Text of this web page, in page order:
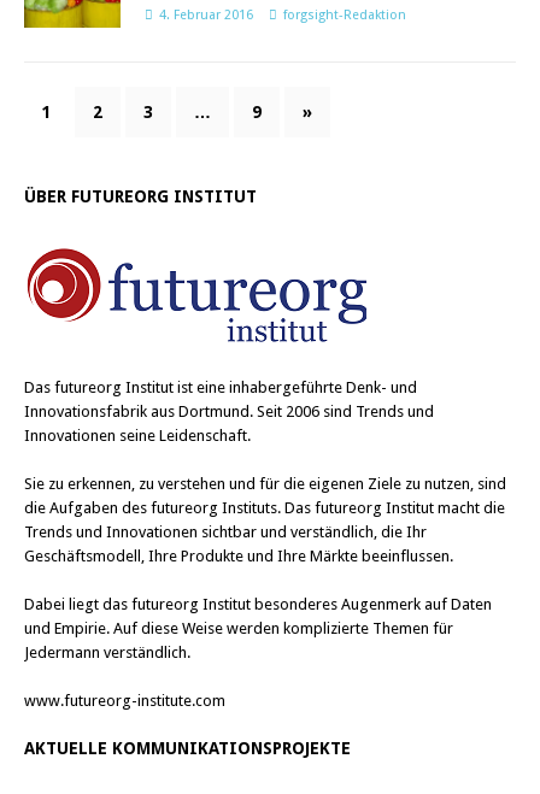
4. Februar 2016 forgsight-Redaktion
1 2 3 … 9 »
ÜBER FUTUREORG INSTITUT
Das futureorg Institut ist eine inhabergeführte Denk- und
Innovationsfabrik aus Dortmund. Seit 2006 sind Trends und
Innovationen seine Leidenschaft.
Sie zu erkennen, zu verstehen und für die eigenen Ziele zu nutzen, sind
die Aufgaben des futureorg Instituts. Das futureorg Institut macht die
Trends und Innovationen sichtbar und verständlich, die Ihr
Geschäftsmodell, Ihre Produkte und Ihre Märkte beeinflussen.
Dabei liegt das futureorg Institut besonderes Augenmerk auf Daten
und Empirie. Auf diese Weise werden komplizierte Themen für
Jedermann verständlich.
www.futureorg-institute.com
AKTUELLE KOMMUNIKATIONSPROJEKTE